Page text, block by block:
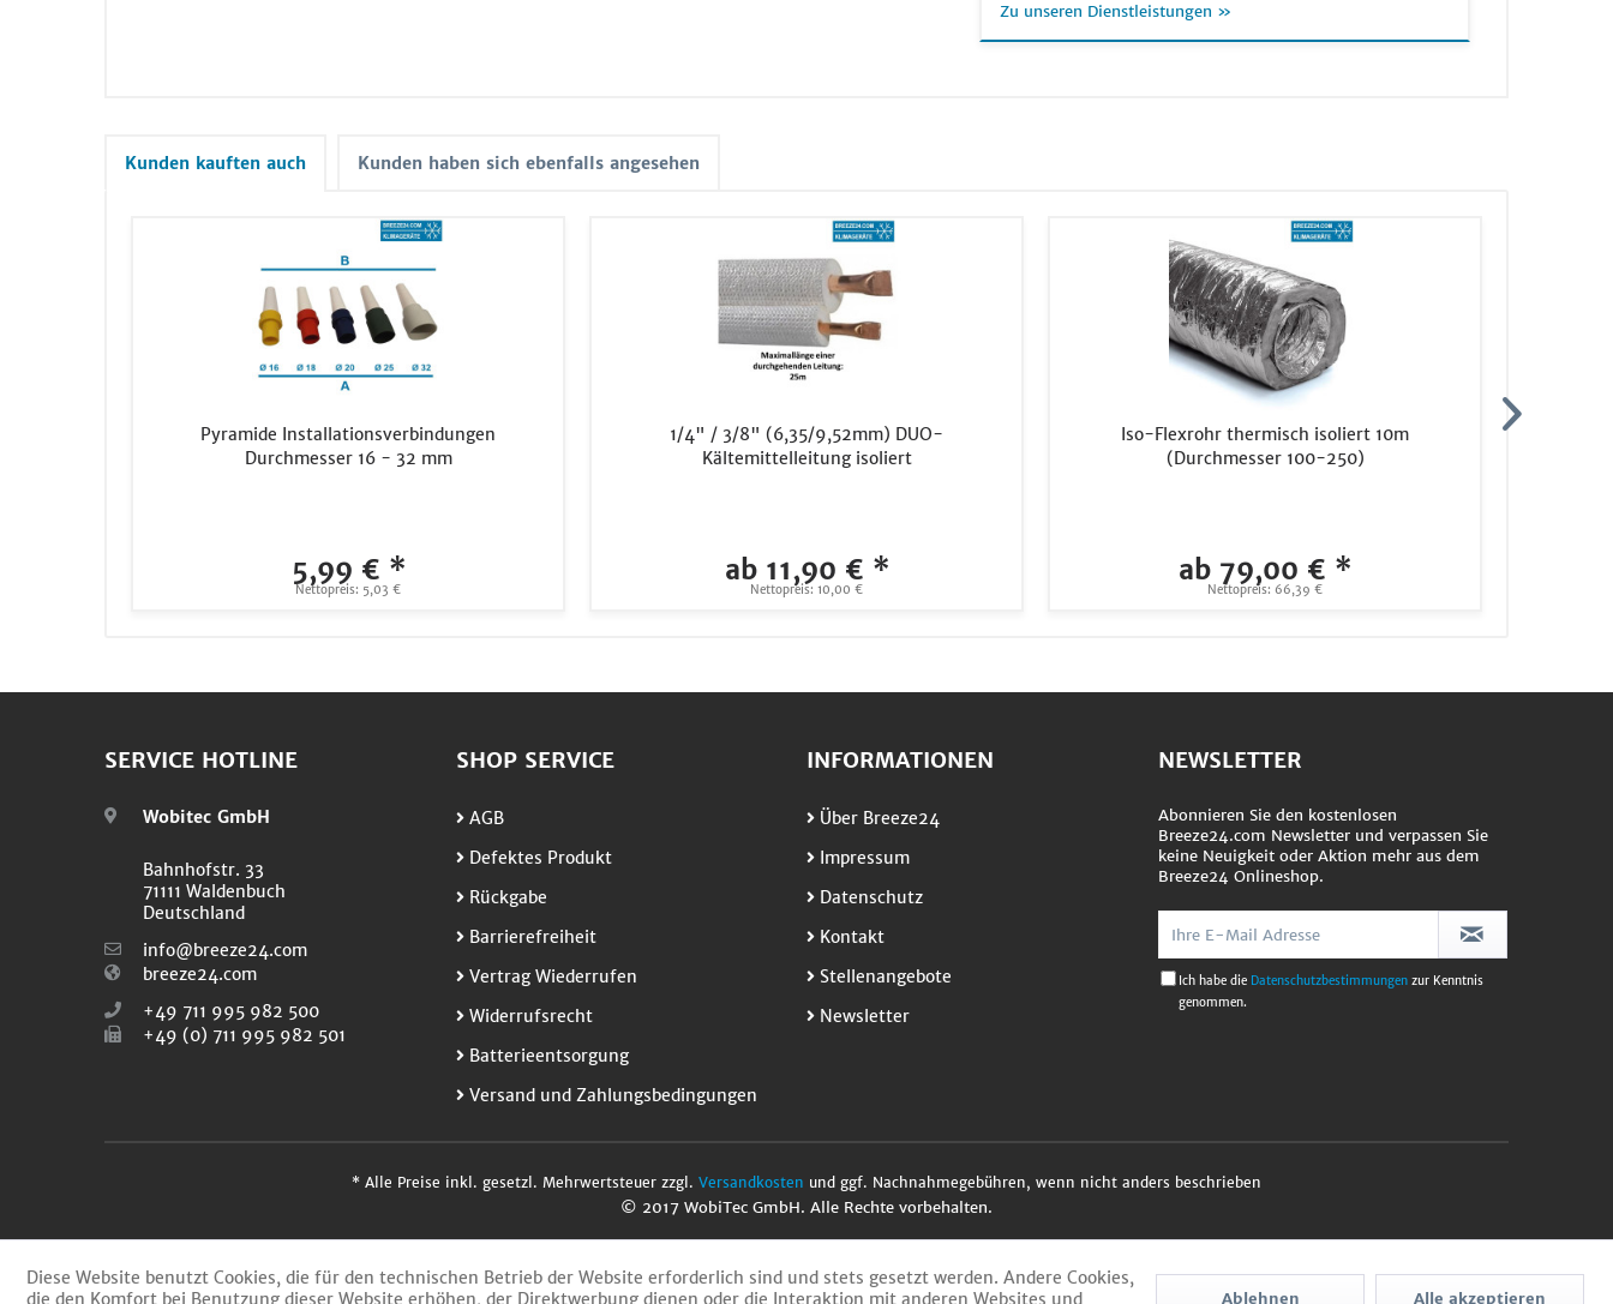
Zu unseren Dienstleistungen »
Kunden kauften auch Kunden haben sich ebenfalls angesehen
Pyramide Installationsverbindungen
Durchmesser 16 - 32 mm
5,99 € *
Nettopreis: 5,03 €
1/4" / 3/8" (6,35/9,52mm) DUO-
Kältemittelleitung isoliert
ab 11,90 € *
Nettopreis: 10,00 €
Iso-Flexrohr thermisch isoliert 10m
(Durchmesser 100-250)
ab 79,00 € *
Nettopreis: 66,39 €
SERVICE HOTLINE
Wobitec GmbH
Bahnhofstr. 33
71111 Waldenbuch
Deutschland
info@breeze24.com
breeze24.com
+49 711 995 982 500
+49 (0) 711 995 982 501
SHOP SERVICE
AGB
Defektes Produkt
Rückgabe
Barrierefreiheit
Vertrag Wiederrufen
Widerrufsrecht
Batterieentsorgung
Versand und Zahlungsbedingungen
INFORMATIONEN
Über Breeze24
Impressum
Datenschutz
Kontakt
Stellenangebote
Newsletter
NEWSLETTER
Abonnieren Sie den kostenlosen
Breeze24.com Newsletter und verpassen Sie
keine Neuigkeit oder Aktion mehr aus dem
Breeze24 Onlineshop.
Ich habe die Datenschutzbestimmungen zur Kenntnis
genommen.
* Alle Preise inkl. gesetzl. Mehrwertsteuer zzgl. Versandkosten und ggf. Nachnahmegebühren, wenn nicht anders beschrieben
© 2017 WobiTec GmbH. Alle Rechte vorbehalten.
Diese Website benutzt Cookies, die für den technischen Betrieb der Website erforderlich sind und stets gesetzt werden. Andere Cookies,
die den Komfort bei Benutzung dieser Website erhöhen, der Direktwerbung dienen oder die Interaktion mit anderen Websites und
Ablehnen Alle akzeptieren